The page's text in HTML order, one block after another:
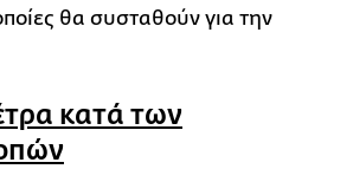
θα συσταθούν για την
κατά των